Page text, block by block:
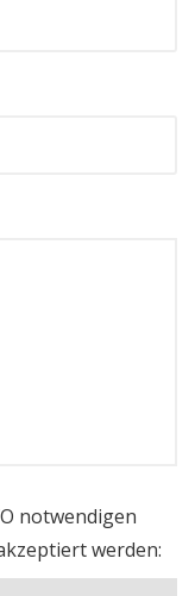
notwendigen
werden: